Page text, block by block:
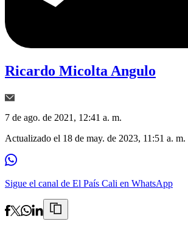
Ricardo Micolta Angulo
7 de ago. de 2021, 12:41 a. m.
Actualizado el 18 de may. de 2023, 11:51 a. m.
Sigue el canal de El País Cali en WhatsApp